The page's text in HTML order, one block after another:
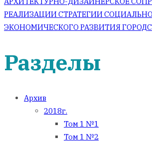
РЕАЛИЗАЦИИ СТРАТЕГИИ
ЭКОНОМИЧЕСКОГО РАЗВИТИЯ
Разделы
Архив
2018г.
Том 1 №1
Том 1 №2